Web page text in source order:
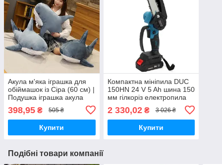
Акула м'яка іграшка для
обіймашок із Сіра (60 см) |
Подушка іграшка акула
398,95 ₴ 505 ₴
Купити
Компактна мініпила DUC
150HN 24 V 5 Ah шина 150
мм гілкоріз електропила
2 330,02₴ 3 026 ₴
Купити
Подібні товари компанії